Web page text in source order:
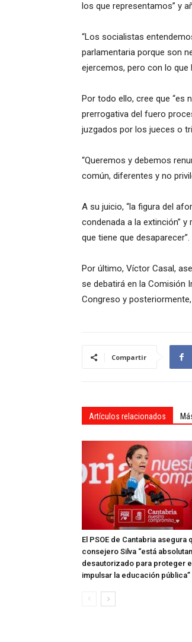
los que representamos” y
“Los socialistas
parlamentaria porque son
ejercemos, pero con lo que
Por todo ello, cree que “es
prerrogativa del fuero
juzgados por los jueces o
“Queremos y debemos
común, diferentes y no
A su juicio, “la figura del
condenada a la extinción”
que tiene que desaparecer”.
Por último, Víctor Casal,
se debatirá en la Comisión
Congreso y
Compartir
Artículos relacionados
El PSOE de Cantabria asegura
consejero Silva “está
desautorizado para proteger e
impulsar la educación pública”